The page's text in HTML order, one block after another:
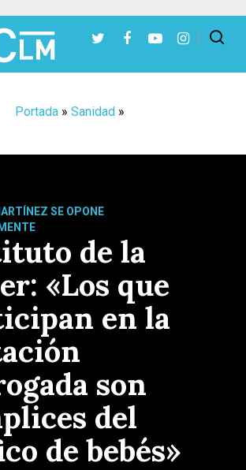
Portada» Sanidad»
SE OPONE
de la
«Los que
en la
son
del
de bebés»